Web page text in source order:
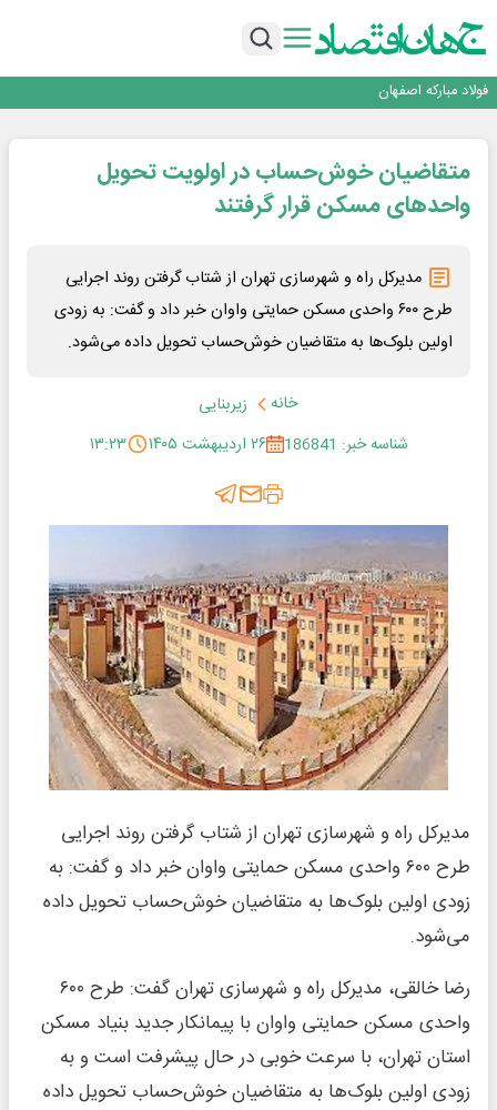
تداوم صعود مس در بازارهای جهانی؛ قیمت فلز سرخ از ۱۴هزار دلار در هر تن عبور کرد
فولاد مبارکه اصفهان
تجدیدپذیر با حضور استاندار اصفهان
گفتگو با کاوه معلمی، مدیر حسابداری مدیریت فولادسنگان
تداوم صعود مس در بازارهای جهانی؛ قیمت فلز سرخ از ۱۴هزار دلار در هر تن عبور کرد
فولاد در تله قیمت‌گذاری دستوری
متقاضیان خوش‌حساب در اولویت تحویل
واحدهای مسکن قرار گرفتند
مدیرکل راه و شهرسازی تهران از شتاب گرفتن روند اجرایی
طرح ۶۰۰ واحدی مسکن حمایتی واوان خبر داد و گفت: به زودی
اولین بلوک‌ها به متقاضیان خوش‌حساب تحویل داده می‌شود.
خانه
زیربنایی
شناسه خبر: 186841
۲۶ اردیبهشت ۱۴۰۵ ۱۳:۲۳
مدیرکل راه و شهرسازی تهران از شتاب گرفتن روند اجرایی
طرح ۶۰۰ واحدی مسکن حمایتی واوان خبر داد و گفت: به
زودی اولین بلوک‌ها به متقاضیان خوش‌حساب تحویل داده
می‌شود.
رضا خالقی، مدیرکل راه و شهرسازی تهران گفت: طرح ۶۰۰
واحدی مسکن حمایتی واوان با پیمانکار جدید بنیاد مسکن
استان تهران، با سرعت خوبی در حال پیشرفت است و به
زودی اولین بلوک‌ها به متقاضیان خوش‌حساب تحویل داده